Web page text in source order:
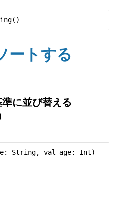
ートする
に並び替える
String, val age: Int)